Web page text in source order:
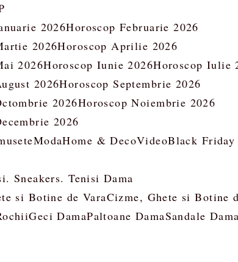
2026Horoscop Februarie 2026
2026Horoscop Aprilie 2026
2026Horoscop Iunie 2026Horoscop Iulie
2026Horoscop Septembrie 2026
2026Horoscop Noiembrie 2026
2026
ModaHome & DecoVideoBlack Friday
Sneakers. Tenisi Dama
si Botine de VaraCizme, Ghete si Botine
Geci DamaPaltoane DamaSandale Dama